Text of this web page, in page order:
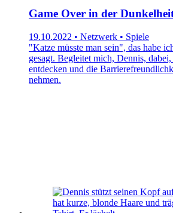
Game Over in der
19.10.2022 • Netzwerk • Spiele
"Katze müsste man sein", das habe
gesagt. Begleitet mich, Dennis,
entdecken und die
nehmen.